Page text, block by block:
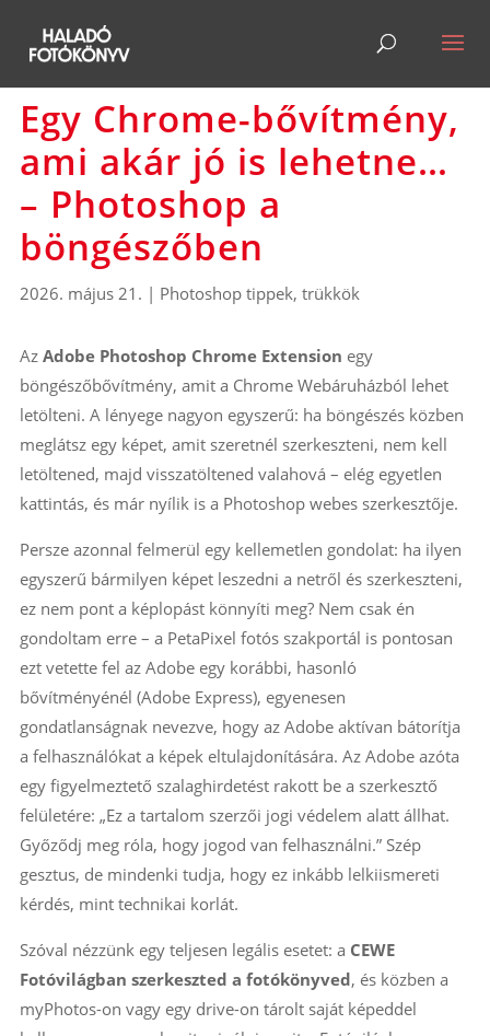
Egy Chrome-bővítmény,
ami akár jó is lehetne…
– Photoshop a
böngészőben
2026. május 21. | Photoshop tippek, trükkök
Az Adobe Photoshop Chrome Extension egy
böngészőbővítmény, amit a Chrome Webáruházból lehet
letölteni. A lényege nagyon egyszerű: ha böngészés közben
meglátsz egy képet, amit szeretnél szerkeszteni, nem kell
letöltened, majd visszatöltened valahová – elég egyetlen
kattintás, és már nyílik is a Photoshop webes szerkesztője.
Persze azonnal felmerül egy kellemetlen gondolat: ha ilyen
egyszerű bármilyen képet leszedni a netről és szerkeszteni,
ez nem pont a képlopást könnyíti meg? Nem csak én
gondoltam erre – a PetaPixel fotós szakportál is pontosan
ezt vetette fel az Adobe egy korábbi, hasonló
bővítményénél (Adobe Express), egyenesen
gondatlanságnak nevezve, hogy az Adobe aktívan bátorítja
a felhasználókat a képek eltulajdonítására. Az Adobe azóta
egy figyelmeztető szalaghirdetést rakott be a szerkesztő
felületére: „Ez a tartalom szerzői jogi védelem alatt állhat.
Győződj meg róla, hogy jogod van felhasználni.” Szép
gesztus, de mindenki tudja, hogy ez inkább lelkiismereti
kérdés, mint technikai korlát.
Szóval nézzünk egy teljesen legális esetet: a CEWE
Fotóvilágban szerkeszted a fotókönyved, és közben a
myPhotos-on vagy egy drive-on tárolt saját képeddel